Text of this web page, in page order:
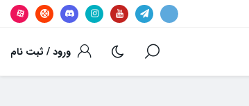
ورود / ثبت نام